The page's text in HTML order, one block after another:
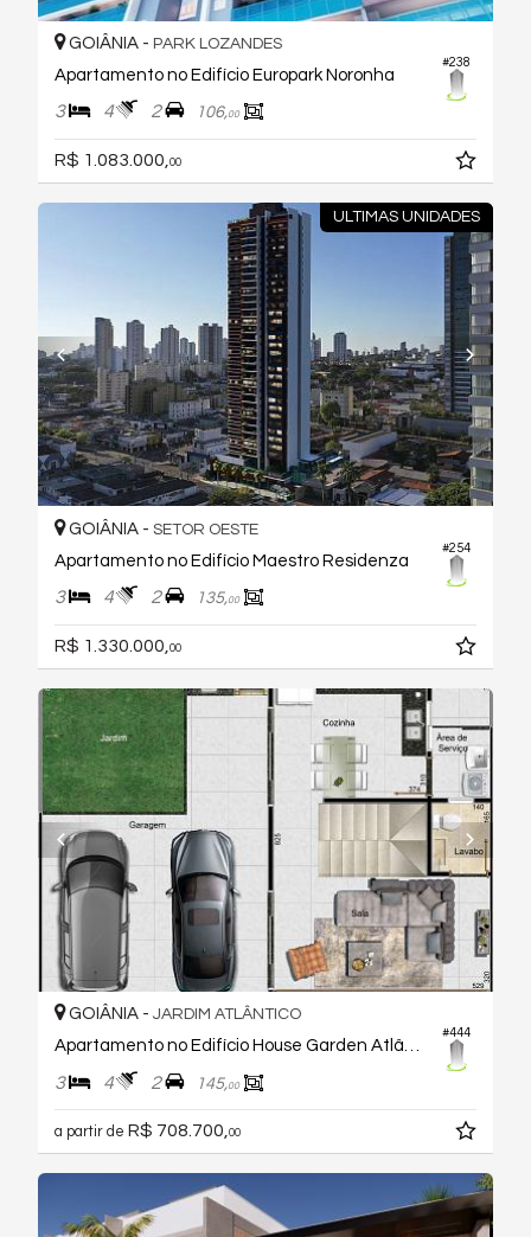
#238
GOIÂNIA - PARK LOZANDES
Apartamento no Edifício Europark Noronha
3 4 2 106,00
R$ 1.083.000, 00
ULTIMAS UNIDADES
#254
GOIÂNIA - SETOR OESTE
Apartamento no Edifício Maestro Residenza
3 4 2 135,00
R$ 1.330.000, 00
#444
GOIÂNIA - JARDIM ATLÂNTICO
Apartamento no Edifício House Garden Atlântico 2
3 4 2 145,00
a partir de R$ 708.700,00